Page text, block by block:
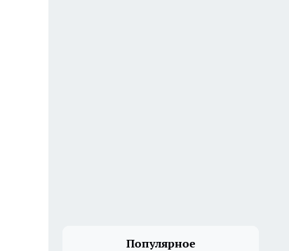
Популярное